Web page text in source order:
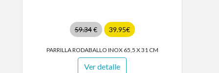
59.34€ 39.95€
PARRILLA RODABALLO INOX 65,5 X 31 CM
Ver detalle